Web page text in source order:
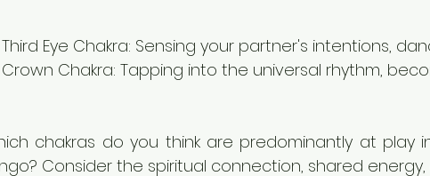
Eye Chakra: Sensing your partner's intentions,
Crown Chakra: Tapping into the universal rhythm,
chakras do you think are predominantly at
Consider the spiritual connection, shared